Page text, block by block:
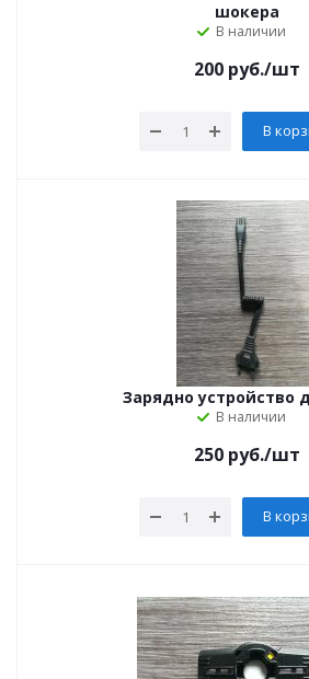
шокера
В наличии
200руб./шт
В
Зарядно устройство
В наличии
250руб./шт
В